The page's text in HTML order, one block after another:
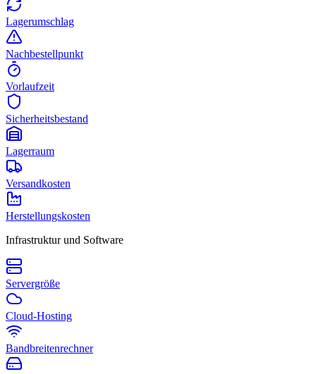
Lagerumschlag
Nachbestellpunkt
Vorlaufzeit
Sicherheitsbestand
Lagerraum
Versandkosten
Herstellungskosten
Infrastruktur und Software
Servergröße
Cloud-Hosting
Bandbreitenrechner